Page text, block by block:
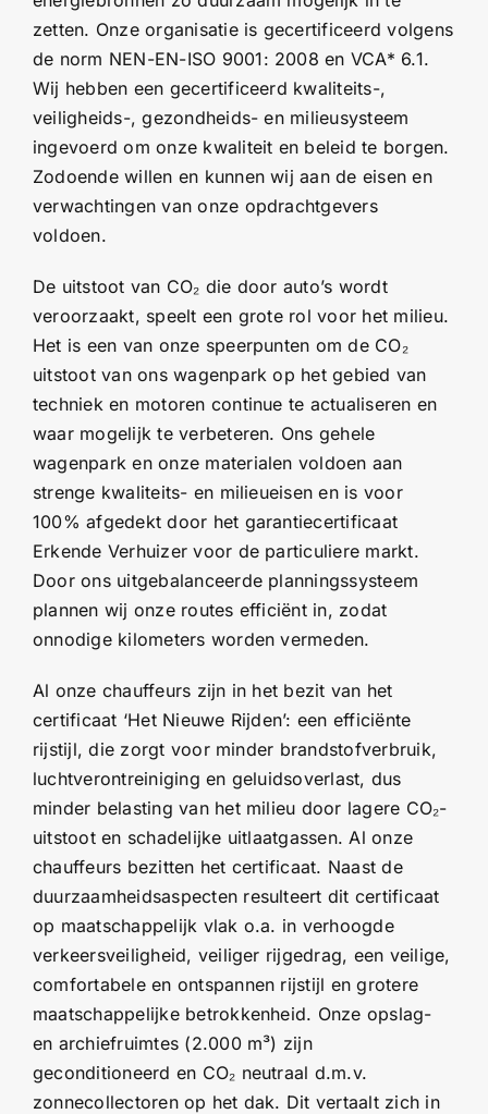
zetten. Onze organisatie is gecertificeerd volgens
de norm NEN-EN-ISO 9001: 2008 en VCA* 6.1.
Wij hebben een gecertificeerd kwaliteits-,
veiligheids-, gezondheids- en milieusysteem
ingevoerd om onze kwaliteit en beleid te borgen.
Zodoende willen en kunnen wij aan de eisen en
verwachtingen van onze opdrachtgevers
voldoen.
De uitstoot van CO₂ die door auto’s wordt
veroorzaakt, speelt een grote rol voor het milieu.
Het is een van onze speerpunten om de CO₂
uitstoot van ons wagenpark op het gebied van
techniek en motoren continue te actualiseren en
waar mogelijk te verbeteren. Ons gehele
wagenpark en onze materialen voldoen aan
strenge kwaliteits- en milieueisen en is voor
100% afgedekt door het garantiecertificaat
Erkende Verhuizer voor de particuliere markt.
Door ons uitgebalanceerde planningssysteem
plannen wij onze routes efficiënt in, zodat
onnodige kilometers worden vermeden.
Al onze chauffeurs zijn in het bezit van het
certificaat ‘Het Nieuwe Rijden’: een efficiënte
rijstijl, die zorgt voor minder brandstofverbruik,
luchtverontreiniging en geluidsoverlast, dus
minder belasting van het milieu door lagere CO₂-
uitstoot en schadelijke uitlaatgassen. Al onze
chauffeurs bezitten het certificaat. Naast de
duurzaamheidsaspecten resulteert dit certificaat
op maatschappelijk vlak o.a. in verhoogde
verkeersveiligheid, veiliger rijgedrag, een veilige,
comfortabele en ontspannen rijstijl en grotere
maatschappelijke betrokkenheid. Onze opslag-
en archiefruimtes (2.000 m³) zijn
geconditioneerd en CO₂ neutraal d.m.v.
zonnecollectoren op het dak. Dit vertaalt zich in